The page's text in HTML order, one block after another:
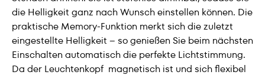
die Helligkeit ganz nach Wunsch einstellen können. Die
praktische Memory-Funktion merkt sich die zuletzt
eingestellte Helligkeit – so genießen Sie beim nächsten
Einschalten automatisch die perfekte Lichtstimmung.
Da der Leuchtenkopf magnetisch ist und sich flexibel